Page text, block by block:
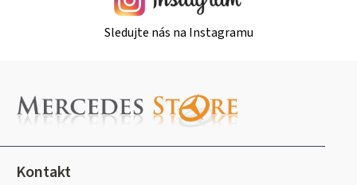
Sledujte nás na Instagramu
a
Kontakt